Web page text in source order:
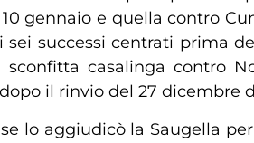
gennaio e quella contro
sei successi centrati prima
casalinga contro
il rinvio del 27 dicembre
lo aggiudicò la Saugella